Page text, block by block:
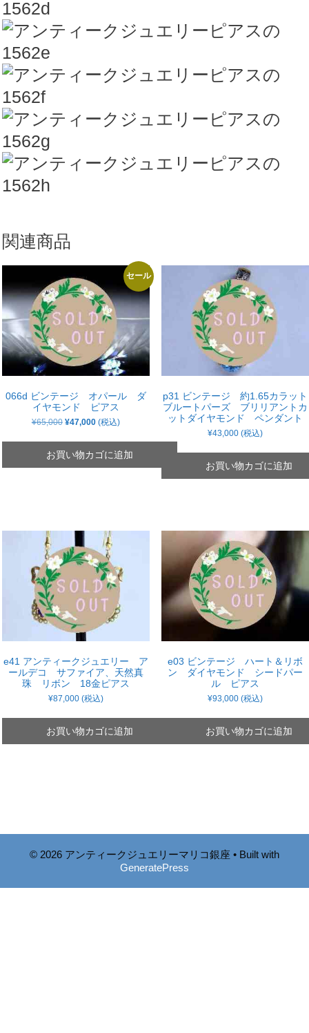
関連商品
セール
066d ビンテージ オパール ダ
イヤモンド ピアス
¥65,000 元
価
格
¥47,000現
の
価
(税込)
お買い物カゴに追加
p31 ビンテージ 約1.65カラット
ブルートパーズ ブリリアントカ
ットダイヤモンド ペンダント
¥43,000 (税込)
お買い物カゴに追加
e41 アンティークジュエリー ア
ールデコ サファイア、天然真
珠 リボン 18金ピアス
¥87,000 (税込)
お買い物カゴに追加
e03 ビンテージ ハート＆リボ
ン ダイヤモンド シードパー
ル ピアス
¥93,000 (税込)
お買い物カゴに追加
© 2026 アンティークジュエリーマリコ銀座 • Built with
GeneratePress